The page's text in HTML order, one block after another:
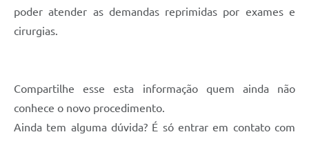
poder atender as demandas reprimidas por exames e
cirurgias.
Compartilhe esse esta informação quem ainda não
conhece o novo procedimento.
Ainda tem alguma dúvida? É só entrar em contato com